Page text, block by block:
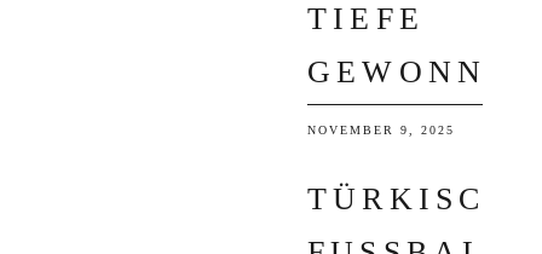
TIEFE
NOVEMBER 9, 2025